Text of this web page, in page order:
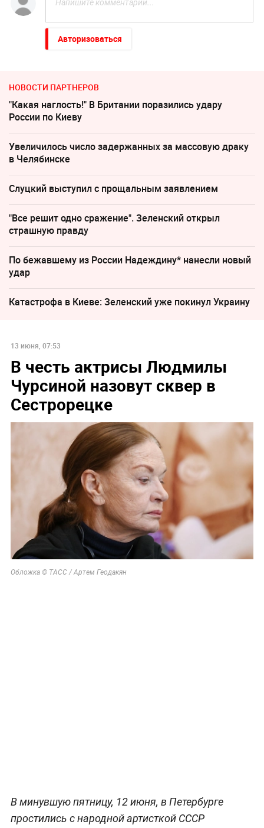
Авторизоваться
НОВОСТИ ПАРТНЕРОВ
"Какая наглость!" В Британии поразились удару
России по Киеву
Увеличилось число задержанных за массовую драку
в Челябинске
Слуцкий выступил с прощальным заявлением
"Все решит одно сражение". Зеленский открыл
страшную правду
По бежавшему из России Надеждину* нанесли новый
удар
Катастрофа в Киеве: Зеленский уже покинул Украину
13 июня, 07:53
В честь актрисы Людмилы
Чурсиной назовут сквер в
Сестрорецке
Обложка © ТАСС / Артем Геодакян
В минувшую пятницу, 12 июня, в Петербурге
простились с народной артисткой СССР